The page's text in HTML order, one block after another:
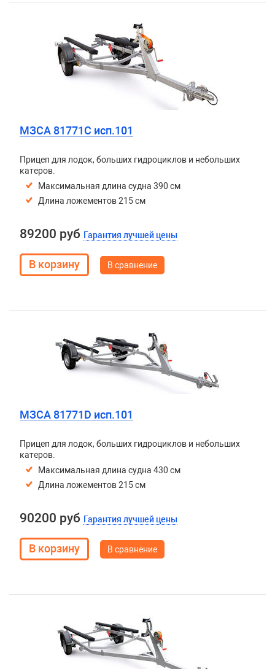
МЗСА 81771C исп.101
Прицеп для лодок, больших гидроциклов и небольших
катеров.
Максимальная длина судна 390 см
Длина ложементов 215 см
89200 руб Гарантия лучшей цены
В сравнение
МЗСА 81771D исп.101
Прицеп для лодок, больших гидроциклов и небольших
катеров.
Максимальная длина судна 430 см
Длина ложементов 215 см
90200 руб Гарантия лучшей цены
В сравнение